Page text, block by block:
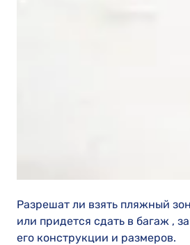
Разрешат ли взять пляжный
или придется сдать в багаж ,
его конструкции и размеров.